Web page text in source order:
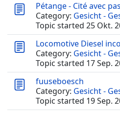
Pétange - Cité avec
Category: Gesicht -
Topic started 25 Okt.
Locomotive Diesel
Category: Gesicht -
Topic started 17 Sep.
fuuseboesch
Category: Gesicht -
Topic started 19 Sep.